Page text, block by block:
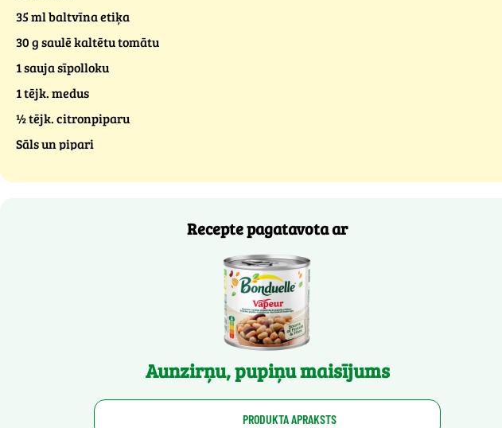
35 ml baltvīna etiķa
30 g saulē kaltētu tomātu
1 sauja sīpolloku
1 tējk. medus
½ tējk. citronpiparu
Sāls un pipari
Recepte pagatavota ar
Aunzirņu, pupiņu maisījums
PRODUKTA APRAKSTS